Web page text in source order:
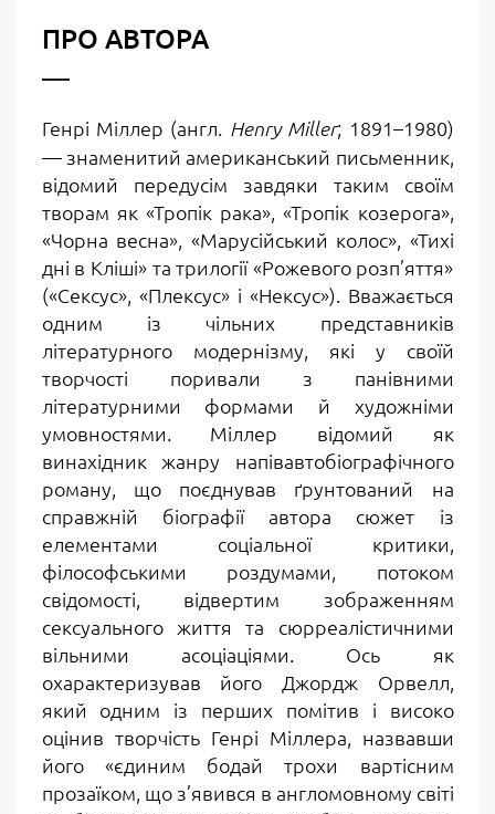
ПРО АВТОРА
Генрі Міллер (англ. Henry Miller; 1891–1980)
— знаменитий американський письменник,
відомий передусім завдяки таким своїм
творам як «Тропік рака», «Тропік козерога»,
«Чорна весна», «Марусійський колос», «Тихі
дні в Кліші» та трилогії «Рожевого розп’яття»
(«Сексус», «Плексус» і «Нексус»). Вважається
одним із чільних представників
літературного модернізму, які у своїй
творчості поривали з панівними
літературними формами й художніми
умовностями. Міллер відомий як
винахідник жанру напівавтобіографічного
роману, що поєднував ґрунтований на
справжній біографії автора сюжет із
елементами соціальної критики,
філософськими роздумами, потоком
свідомості, відвертим зображенням
сексуального життя та сюрреалістичними
вільними асоціаціями. Ось як
охарактеризував його Джордж Орвелл,
який одним із перших помітив і високо
оцінив творчість Генрі Міллера, назвавши
його «єдиним бодай трохи вартісним
прозаїком, що з’явився в англомовному світі